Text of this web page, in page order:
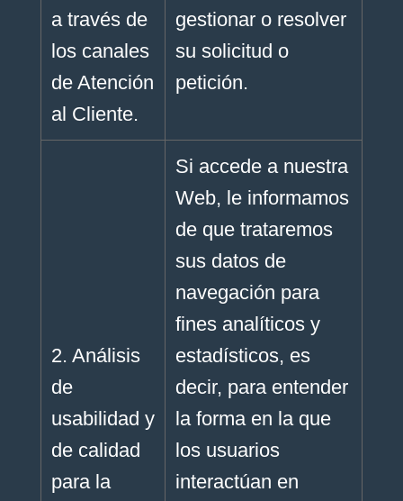
a través de
los canales
de Atención
al Cliente.
gestionar o resolver
su solicitud o
petición.
2. Análisis
de
usabilidad y
de calidad
para la
Si accede a nuestra
Web, le informamos
de que trataremos
sus datos de
navegación para
fines analíticos y
estadísticos, es
decir, para entender
la forma en la que
los usuarios
interactúan en